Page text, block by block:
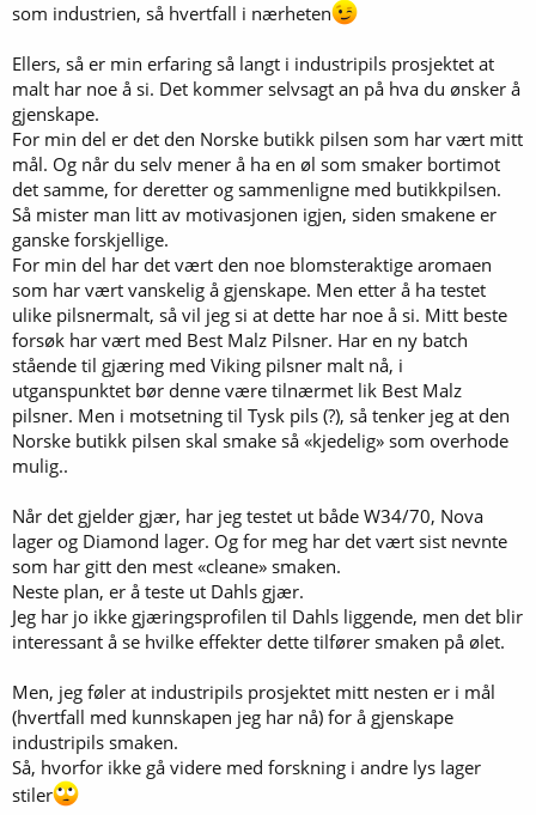
som industrien, så hvertfall i nærheten
Ellers, så er min erfaring så langt i industripils prosjektet at
malt har noe å si. Det kommer selvsagt an på hva du ønsker å
gjenskape.
For min del er det den Norske butikk pilsen som har vært mitt
mål. Og når du selv mener å ha en øl som smaker bortimot
det samme, for deretter og sammenligne med butikkpilsen.
Så mister man litt av motivasjonen igjen, siden smakene er
ganske forskjellige.
For min del har det vært den noe blomsteraktige aromaen
som har vært vanskelig å gjenskape. Men etter å ha testet
ulike pilsnermalt, så vil jeg si at dette har noe å si. Mitt beste
forsøk har vært med Best Malz Pilsner. Har en ny batch
stående til gjæring med Viking pilsner malt nå, i
utganspunktet bør denne være tilnærmet lik Best Malz
pilsner. Men i motsetning til Tysk pils (?), så tenker jeg at den
Norske butikk pilsen skal smake så «kjedelig» som overhode
mulig..
Når det gjelder gjær, har jeg testet ut både W34/70, Nova
lager og Diamond lager. Og for meg har det vært sist nevnte
som har gitt den mest «cleane» smaken.
Neste plan, er å teste ut Dahls gjær.
Jeg har jo ikke gjæringsprofilen til Dahls liggende, men det blir
interessant å se hvilke effekter dette tilfører smaken på ølet.
Men, jeg føler at industripils prosjektet mitt nesten er i mål
(hvertfall med kunnskapen jeg har nå) for å gjenskape
industripils smaken.
Så, hvorfor ikke gå videre med forskning i andre lys lager
stiler